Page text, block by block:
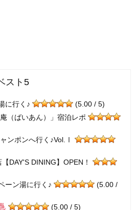
スト5
に行く♪
(5.00 / 5)
（ばいあん）」宿泊レポ
ンポンへ行く♪Vol.Ⅰ
DAY'S DINING】OPEN！
ーン湯に行く♪
(5.00 /
(5.00 / 5)